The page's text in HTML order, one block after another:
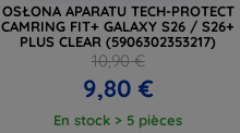
OSŁONA APARATU TECH-PROTECT
CAMRING FIT+ GALAXY S26 / S26+
PLUS CLEAR (5906302353217)
10,90 €
9,80 €
En stock > 5 pièces